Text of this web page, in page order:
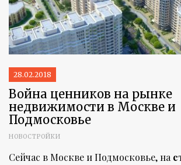
28.02.2018
Война ценников на рынке
недвижимости в Москве и
Подмосковье
НОВОСТРОЙКИ
Сейчас в Москве и Подмосковье, на